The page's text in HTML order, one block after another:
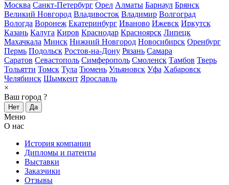
Москва Санкт-Петербург Орел Алматы Барнаул Брянск
Великий Новгород Владивосток Владимир Волгоград
Вологда Воронеж Екатеринбург Иваново Ижевск Иркутск
Казань Калуга Киров Краснодар Красноярск Липецк
Махачкала Минск Нижний Новгород Новосибирск Оренбург
Пермь Подольск Ростов-на-Дону Рязань Самара
Саратов Севастополь Симферополь Смоленск Тамбов Тверь
Тольятти Томск Тула Тюмень Ульяновск Уфа Хабаровск
Челябинск Шымкент Ярославль
×
Ваш город ?
Нет Да
Меню
О нас
История компании
Дипломы и патенты
Выставки
Заказчики
Отзывы